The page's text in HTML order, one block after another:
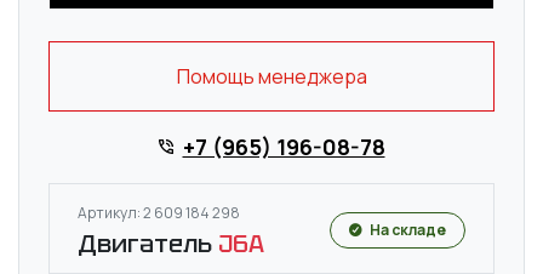
Помощь менеджера
+7 (965) 196-08-78
Артикул: 2 609 184 298
Двигатель J6A На складе